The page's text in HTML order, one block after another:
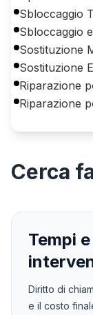
Sbloccaggio
Sbloccaggio
Sostituzione
Sostituzione
Riparazione
Riparazione
Cerca
Tempi
Diritto di
e il costo